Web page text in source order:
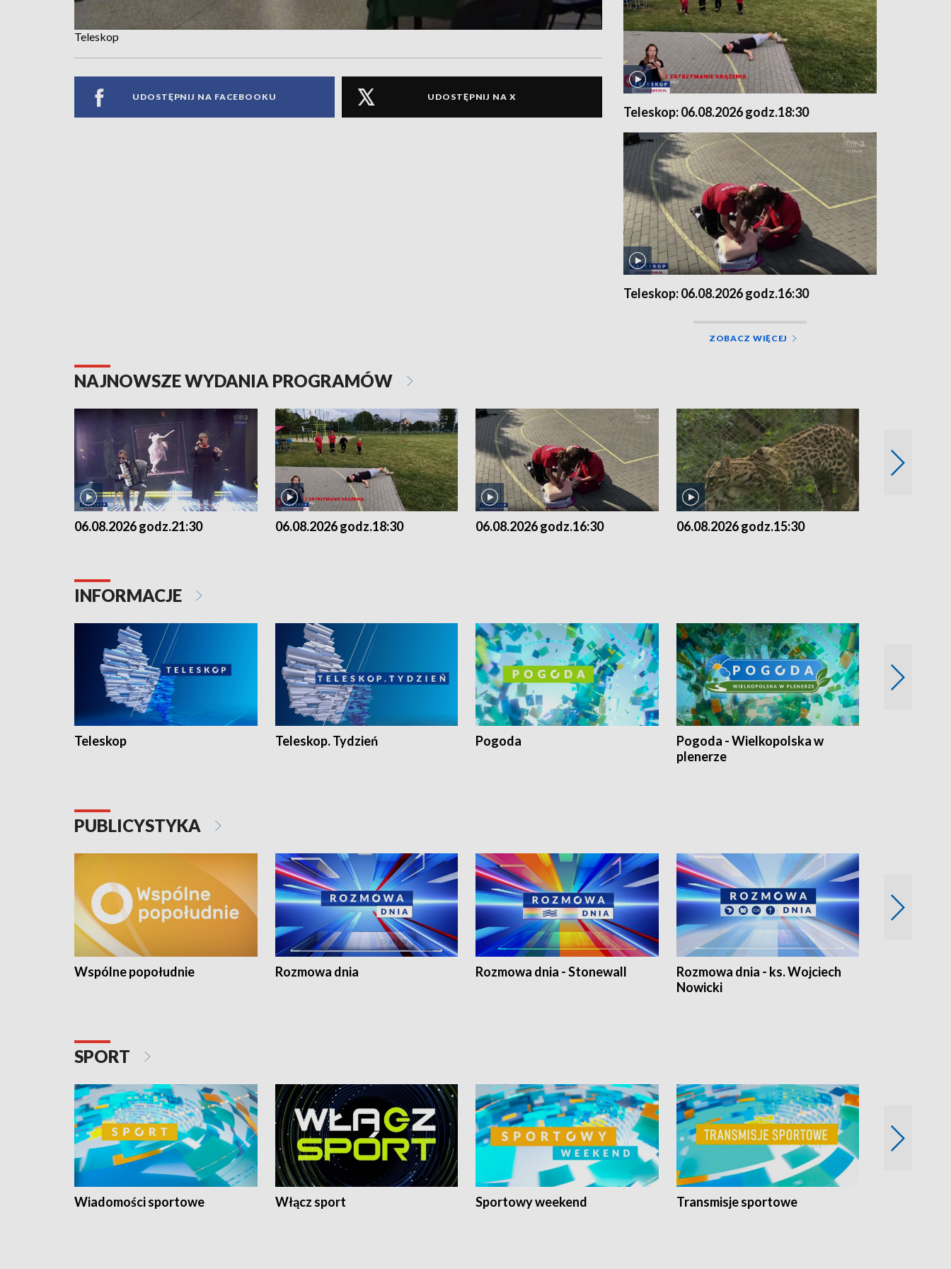
Teleskop
UDOSTĘPNIJ NA FACEBOOKU UDOSTĘPNIJ NA X
Teleskop: 06.08.2026 godz.18:30
Teleskop: 06.08.2026 godz.16:30
ZOBACZ WIĘCEJ
NAJNOWSZE WYDANIA PROGRAMÓW
06.08.2026 godz.21:30 06.08.2026 godz.18:30 06.08.2026 godz.16:30 06.08.2026 godz.15:30
INFORMACJE
Teleskop Teleskop. Tydzień Pogoda
Pogoda - Wielkopolska w
plenerze
PUBLICYSTYKA
Wspólne popołudnie Rozmowa dnia Rozmowa dnia - Stonewall
Rozmowa dnia - ks. Wojciech
Nowicki
SPORT
Wiadomości sportowe Włącz sport Sportowy weekend Transmisje sportowe